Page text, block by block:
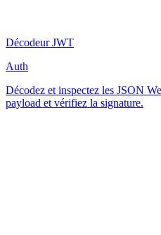
Décodeur JWT
Auth
Décodez et inspectez les JSON
payload et vérifiez la signature.